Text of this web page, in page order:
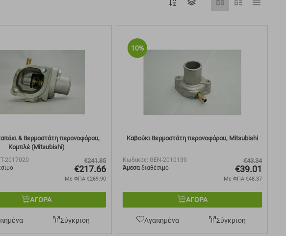
& θερμοστάτη περονοφόρου,
Κομπλέ (Mitsubishi)
2017020
€241.85
€217.66
Με ΦΠΑ €269.90
ΑΓΟΡΑ
Σύγκριση
10%
Καβούκι θερμοστάτη περονοφόρου, Mitsubishi
Κωδικός: GEN-2010139
Άμεσα διαθέσιμο
€43.34
€39.01
Με ΦΠΑ €48.37
ΑΓΟΡΑ
Αγαπημένα Σύγκριση